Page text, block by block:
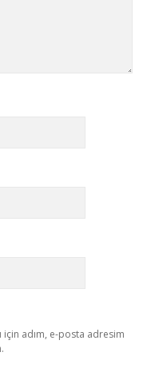
için adım, e-posta adresim